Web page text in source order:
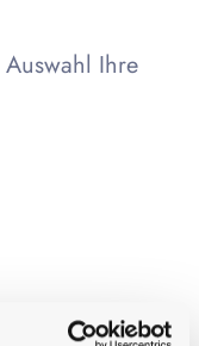
Ihre